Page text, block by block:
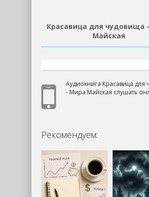
Красавица для чудовища
Майская
Аудиокнига Красавица для
- Мира Майская слушать
Рекомендуем: